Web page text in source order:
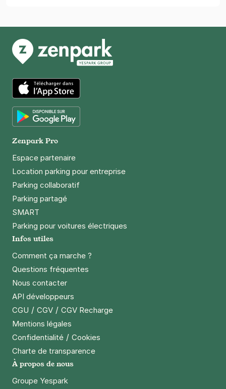
App Store
Zenpark Pro
Espace partenaire
Location parking pour entreprise
Parking collaboratif
Parking partagé
SMART
Parking pour voitures électriques
Infos utiles
Comment ça marche ?
Questions fréquentes
Nous contacter
API développeurs
CGU / CGV / CGV Recharge
Mentions légales
Confidentialité / Cookies
Charte de transparence
À propos de nous
Groupe Yespark